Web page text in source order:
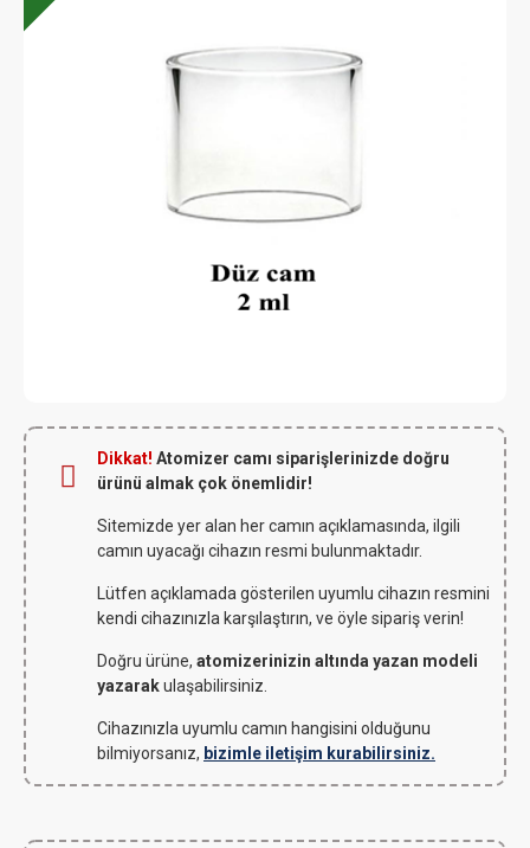
Dikkat! Atomizer camı siparişlerinizde doğru
ürünü almak çok önemlidir!
Sitemizde yer alan her camın açıklamasında, ilgili
camın uyacağı cihazın resmi bulunmaktadır.
Lütfen açıklamada gösterilen uyumlu cihazın resmini
kendi cihazınızla karşılaştırın, ve öyle sipariş verin!
Doğru ürüne, atomizerinizin altında yazan modeli
yazarakulaşabilirsiniz.
Cihazınızla uyumlu camın hangisini olduğunu
bilmiyorsanız, bizimle iletişim kurabilirsiniz.